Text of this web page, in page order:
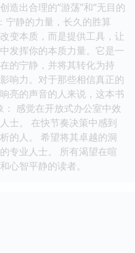
造出合理的“游荡”和“无目的
宁静的力量，长久的胜算
变本质，而是提供工具，让
发挥你的本质力量。它是一
的宁静，并将其转化为持
响力。对于那些相信真正的
亮的声音的人来说，这本书
感觉在开放式办公室中效
士。 在快节奏决策中感到
的人。 希望将其卓越的洞
专业人士。 所有渴望在喧
心智平静的读者。